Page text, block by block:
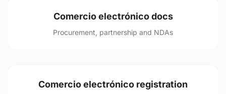
Comercio electrónico docs
Procurement, partnership and NDAs
Comercio electrónico registration